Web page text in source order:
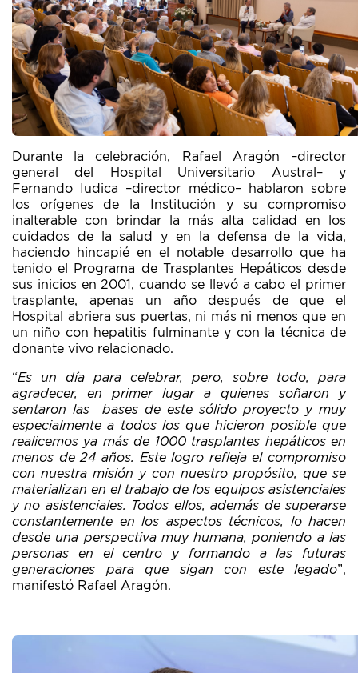
Durante la celebración, Rafael Aragón –director
general del Hospital Universitario Austral– y
Fernando Iudica –director médico– hablaron sobre
los orígenes de la Institución y su compromiso
inalterable con brindar la más alta calidad en los
cuidados de la salud y en la defensa de la vida,
haciendo hincapié en el notable desarrollo que ha
tenido el Programa de Trasplantes Hepáticos desde
sus inicios en 2001, cuando se llevó a cabo el primer
trasplante, apenas un año después de que el
Hospital abriera sus puertas, ni más ni menos que en
un niño con hepatitis fulminante y con la técnica de
donante vivo relacionado.
“Es un día para celebrar, pero, sobre todo, para
agradecer, en primer lugar a quienes soñaron y
sentaron las bases de este sólido proyecto y muy
especialmente a todos los que hicieron posible que
realicemos ya más de 1000 trasplantes hepáticos en
menos de 24 años. Este logro refleja el compromiso
con nuestra misión y con nuestro propósito, que se
materializan en el trabajo de los equipos asistenciales
y no asistenciales. Todos ellos, además de superarse
constantemente en los aspectos técnicos, lo hacen
desde una perspectiva muy humana, poniendo a las
personas en el centro y formando a las futuras
generaciones para que sigan con este legado”,
manifestó Rafael Aragón.